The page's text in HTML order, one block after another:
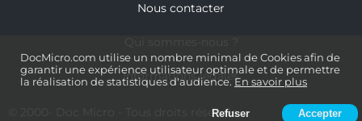
DocMicro.com utilise un nombre minimal de Cookies afin de
garantir une expérience utilisateur optimale et de permettre
la réalisation de statistiques d'audience. En savoir plus
Refuser Accepter
Nous contacter
Informations légales
- Tous droits réservés